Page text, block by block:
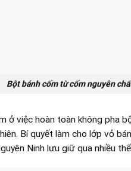
Bột bánh cốm từ cốm nguyên
ở việc hoàn toàn không pha
Bí quyết làm cho lớp vỏ
Ninh lưu giữ qua nhiều